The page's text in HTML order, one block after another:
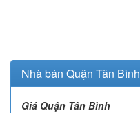
Nhà bán Quận Tân Bình
Giá Quận Tân Bình